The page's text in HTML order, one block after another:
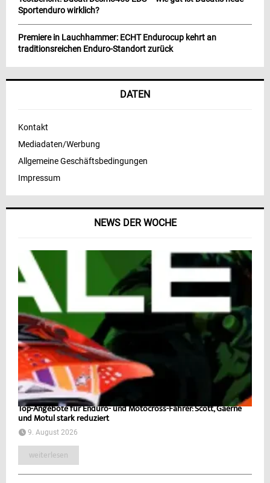
NEWS DER WOCHE
Top-Angebote für Enduro- und Motocross-Fahrer: Scott, Gaerne
und Motul stark reduziert
9. August 2026
weiterlesen
Sportenduro wirklich?
Premiere in Lauchhammer: ECHT Endurocup kehrt an
traditionsreichen Enduro-Standort zurück
DATEN
Kontakt
Mediadaten/Werbung
Allgemeine Geschäftsbedingungen
Impressum